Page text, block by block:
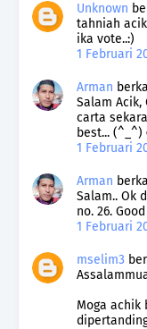
Unknown
tahniah
ika vote..:)
1 Februari
Arman
Salam Acik,
carta
best...
1 Februari
Arman
Salam.. Ok
no. 26.
1 Februari
mselim3
Moga achik